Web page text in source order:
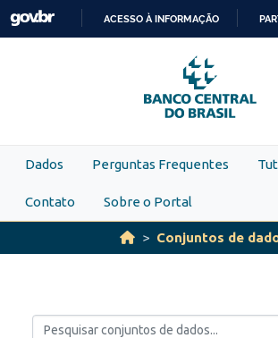
Skip to main content
PARA
O
CONTEÚDO
ACESSO À INFORMAÇÃO
Dados Perguntas Frequentes
Contato Sobre o Portal
Conjuntos de